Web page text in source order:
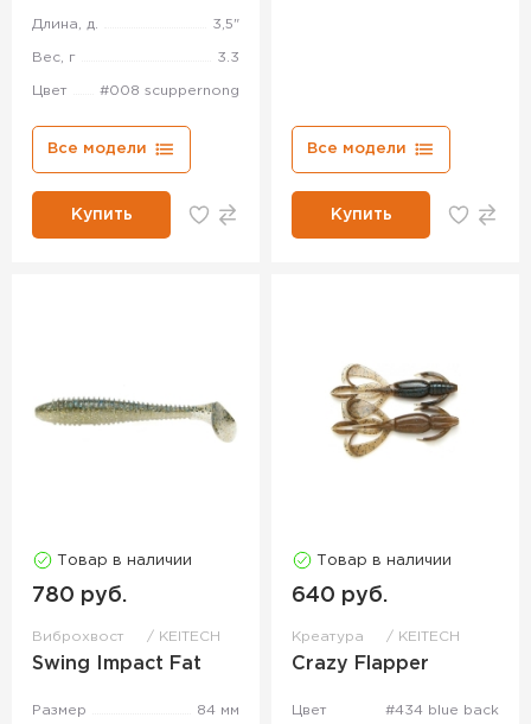
Длина, д. 3,5"
Вес, г 3.3
Цвет #008 scuppernong
Все модели
Купить
Все модели
Купить
Товар в наличии
780 руб.
Виброхвост KEITECH
Swing Impact Fat
Размер 84 мм
Товар в наличии
640 руб.
Креатура KEITECH
Crazy Flapper
Цвет
#434 blue back